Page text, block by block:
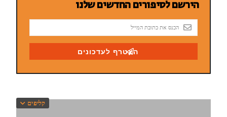
קליפים